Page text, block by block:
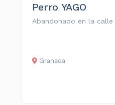
Perro YAGO
Abandonado en la calle
Granada